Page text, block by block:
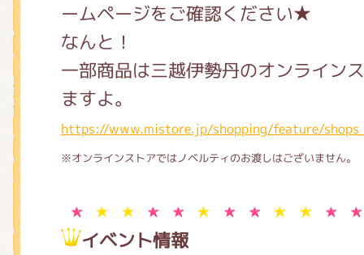
ームページをご確認ください★
なんと！
一部商品は三越伊勢丹のオンライン
ますよ。
https://www.mistore.jp/shopping/feature/
※オンラインストアではノベルティのお渡しはございません。
イベント情報